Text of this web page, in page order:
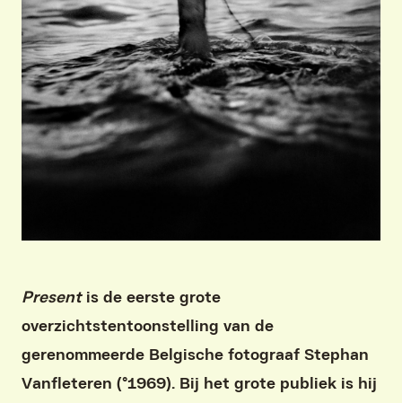
Presentis de eerste grote
overzichtstentoonstelling van de
gerenommeerde Belgische fotograaf Stephan
Vanfleteren (°1969). Bij het grote publiek is hij